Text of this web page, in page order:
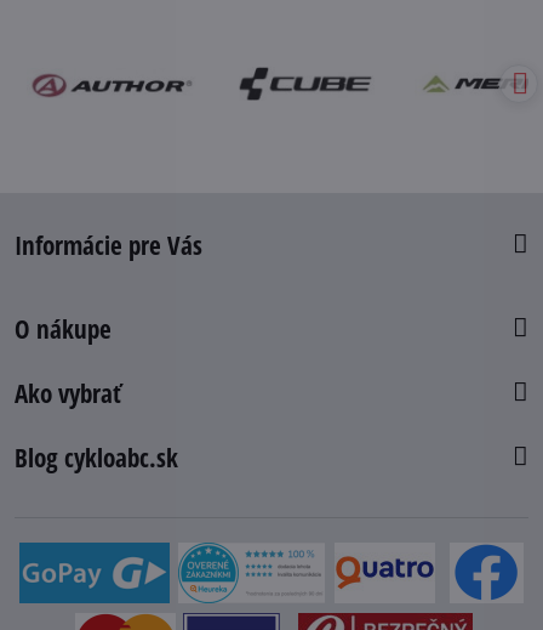
Informácie pre Vás
O nákupe
Ako vybrať
Blog cykloabc.sk